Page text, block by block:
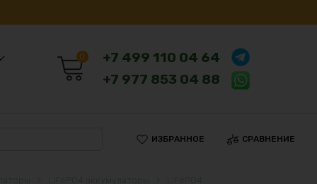
0
+7 499 110 04 64
+7 977 853 04 88
ИЗБРАННОЕ СРАВНЕНИЕ